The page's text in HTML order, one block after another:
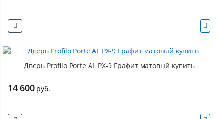
Дверь Profilo Porte AL PX-9 Графит матовый купить
14 600 руб.